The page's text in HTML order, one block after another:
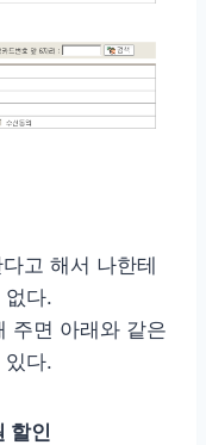
고 해서 나한테
없다.
주면 아래와 같은
있다.
할인